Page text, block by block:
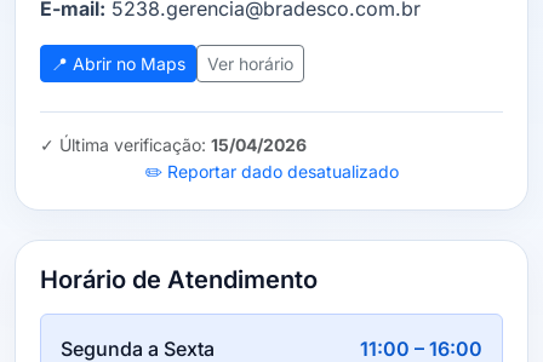
E-mail: 5238.gerencia@bradesco.com.br
📍 Abrir no Maps Ver horário
✓ Última verificação: 15/04/2026
✏️ Reportar dado desatualizado
Horário de Atendimento
Segunda a Sexta 11:00 – 16:00